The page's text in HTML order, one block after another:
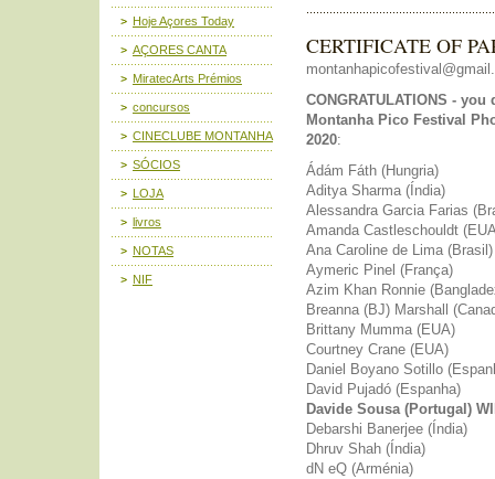
Hoje Açores Today
AÇORES CANTA
MiratecArts Prémios
concursos
CINECLUBE MONTANHA
SÓCIOS
LOJA
livros
NOTAS
NIF
CERTIFICATE OF
CONGRATULATIONS -
Montanha Pico Festival
2020:
Ádám Fáth (Hungria)
Aditya Sharma (Índia)
Alessandra Garcia Farias
Amanda Castleschouldt
Ana Caroline de Lima (Brasil)
Aymeric Pinel (França)
Azim Khan Ronnie
Breanna (BJ) Marshall
Brittany Mumma (EUA)
Courtney Crane (EUA)
Daniel Boyano Sotillo
David Pujadó (Espanha)
Davide Sousa (Portugal)
Debarshi Banerjee (Índia)
Dhruv Shah (Índia)
dN eQ (Arménia)